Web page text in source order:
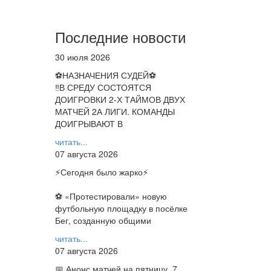
Последние новости
30 июля 2026
⚽НАЗНАЧЕНИЯ СУДЕЙ⚽
‼В СРЕДУ СОСТОЯТСЯ
ДОИГРОВКИ 2-Х ТАЙМОВ ДВУХ
МАТЧЕЙ 2А ЛИГИ. КОМАНДЫ
ДОИГРЫВАЮТ В
читать...
07 августа 2026
⚡️Сегодня было жарко⚡️
⚽ ️«Протестировали» новую
футбольную площадку в посёлке
Бег, созданную общими
читать...
07 августа 2026